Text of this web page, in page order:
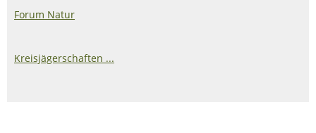
Forum Natur
Kreisjägerschaften ...